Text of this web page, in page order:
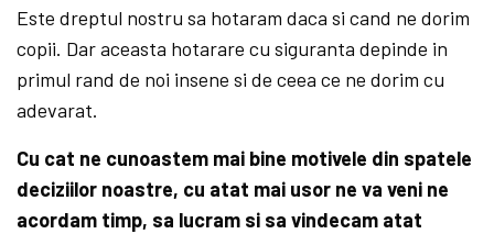
Este dreptul nostru sa hotaram daca si cand ne dorim
copii. Dar aceasta hotarare cu siguranta depinde in
primul rand de noi insene si de ceea ce ne dorim cu
adevarat.
Cu cat ne cunoastem mai bine motivele din spatele
deciziilor noastre, cu atat mai usor ne va veni ne
acordam timp, sa lucram si sa vindecam atat